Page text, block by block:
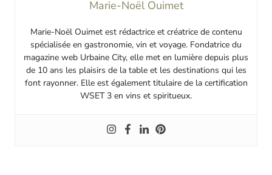
Marie-Noël Ouimet
Marie-Noël Ouimet est rédactrice et créatrice de contenu
spécialisée en gastronomie, vin et voyage. Fondatrice du
magazine web Urbaine City, elle met en lumière depuis plus
de 10 ans les plaisirs de la table et les destinations qui les
font rayonner. Elle est également titulaire de la certification
WSET 3 en vins et spiritueux.